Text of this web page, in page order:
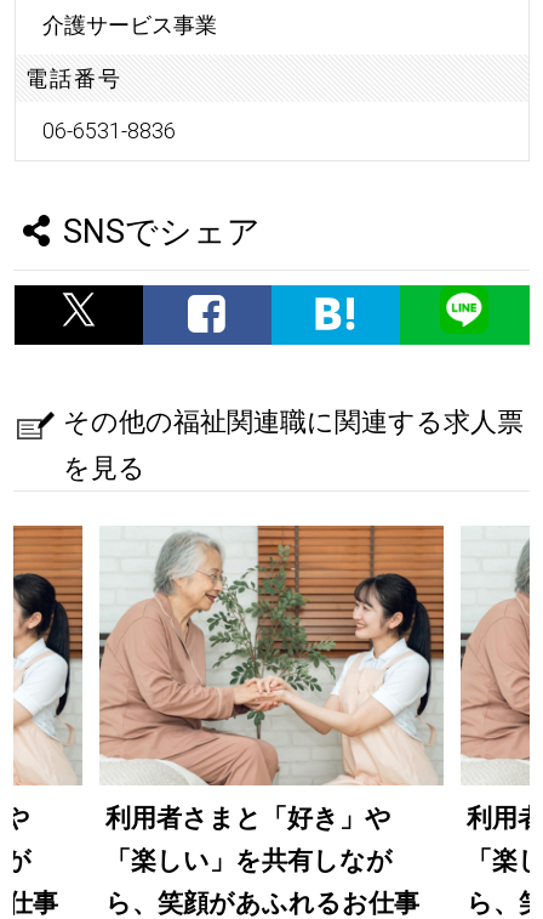
介護サービス事業
電話番号
06-6531-8836
SNSでシェア
その他の福祉関連職に関連する求人票
を見る
事
利用者さまと「好き」や
「楽しい」を共有しなが
ら、笑顔があふれるお仕事
利用
「楽
ら、